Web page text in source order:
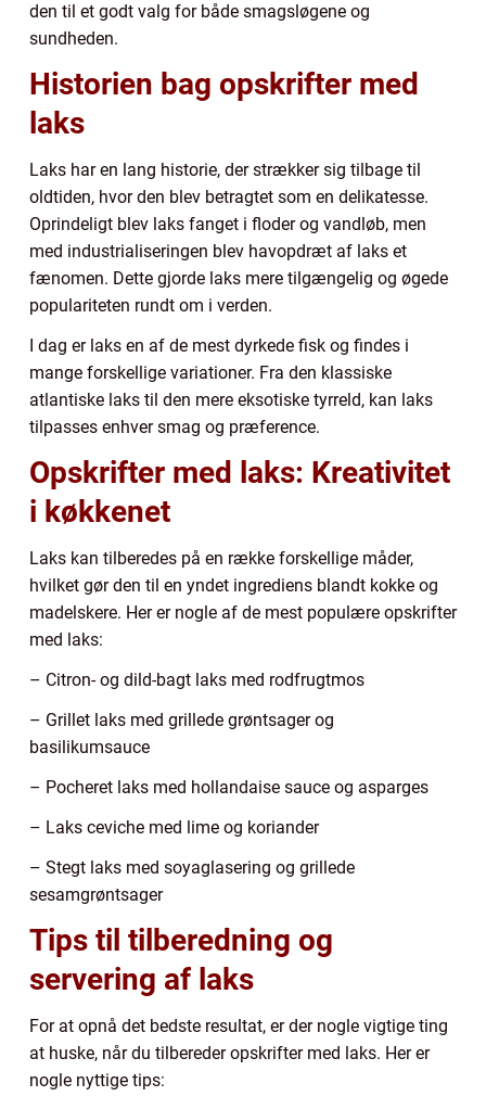
den til et godt valg for både smagsløgene og
sundheden.
Historien bag opskrifter med
laks
Laks har en lang historie, der strækker sig tilbage til
oldtiden, hvor den blev betragtet som en delikatesse.
Oprindeligt blev laks fanget i floder og vandløb, men
med industrialiseringen blev havopdræt af laks et
fænomen. Dette gjorde laks mere tilgængelig og øgede
populariteten rundt om i verden.
I dag er laks en af de mest dyrkede fisk og findes i
mange forskellige variationer. Fra den klassiske
atlantiske laks til den mere eksotiske tyrreld, kan laks
tilpasses enhver smag og præference.
Opskrifter med laks: Kreativitet
i køkkenet
Laks kan tilberedes på en række forskellige måder,
hvilket gør den til en yndet ingrediens blandt kokke og
madelskere. Her er nogle af de mest populære opskrifter
med laks:
– Citron- og dild-bagt laks med rodfrugtmos
– Grillet laks med grillede grøntsager og
basilikumsauce
– Pocheret laks med hollandaise sauce og asparges
– Laks ceviche med lime og koriander
– Stegt laks med soyaglasering og grillede
sesamgrøntsager
Tips til tilberedning og
servering af laks
For at opnå det bedste resultat, er der nogle vigtige ting
at huske, når du tilbereder opskrifter med laks. Her er
nogle nyttige tips: